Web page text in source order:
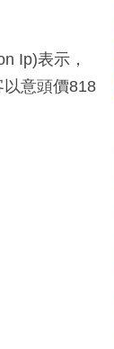
Ip)表示，
意頭價818